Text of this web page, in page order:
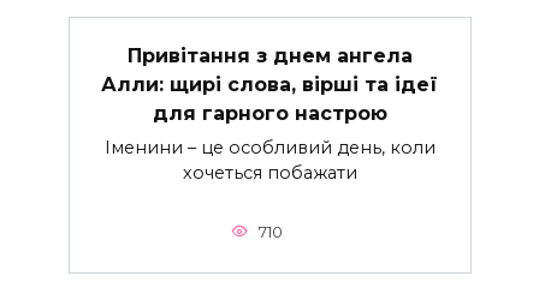
Привітання з днем ангела
Алли: щирі слова, вірші та ідеї
для гарного настрою
Іменини – це особливий день, коли
хочеться побажати
710